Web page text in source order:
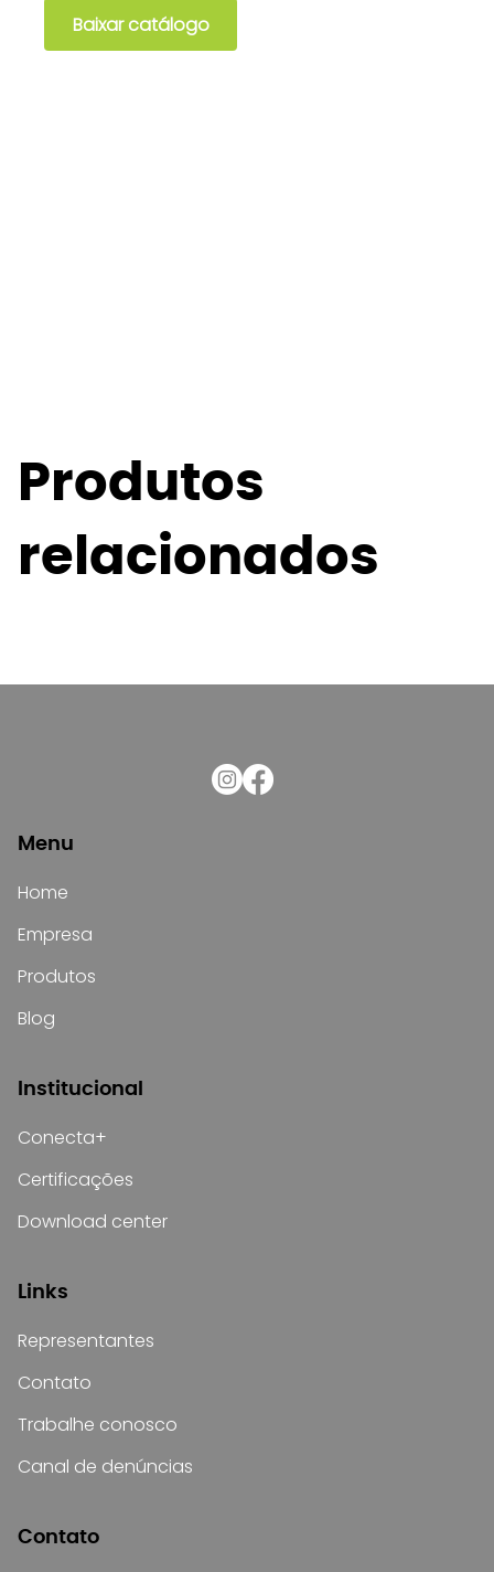
Baixar catálogo
Produtos
relacionados
Menu
Home
Empresa
Produtos
Blog
Institucional
Conecta+
Certificações
Download center
Links
Representantes
Contato
Trabalhe conosco
Canal de denúncias
Contato